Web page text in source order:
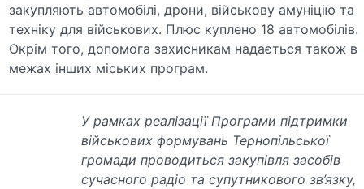
закупляють автомобілі, дрони, військову амуніцію та
техніку для військових. Плюс куплено 18 автомобілів.
Окрім того, допомога захисникам надається також в
межах інших міських програм.
У рамках реалізації Програми підтримки
військових формувань Тернопільської
громади проводиться закупівля засобів
сучасного радіо та супутникового зв’язку,